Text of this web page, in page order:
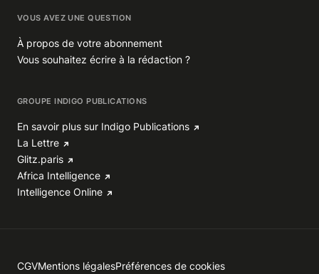
VOUS AVEZ UNE QUESTION
À propos de votre abonnement
Vous souhaitez écrire à la rédaction ?
GROUPE INDIGO PUBLICATIONS
En savoir plus sur Indigo Publications
La Lettre
Glitz.paris
Africa Intelligence
Intelligence Online
CGVMentions légalesPréférences de cookies